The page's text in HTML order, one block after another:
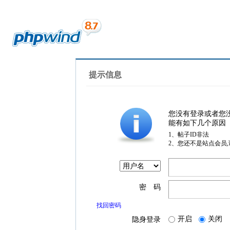
提示信息
您没有登录或者您
能有如下几个原因
1、帖子ID非法
2、您还不是站点会员
密 码
找回密码
隐身登录 开启 关闭